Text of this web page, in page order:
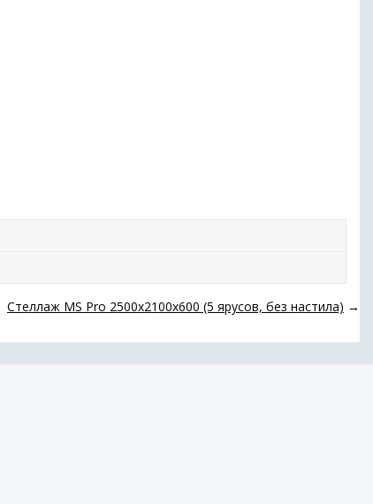
Стеллаж MS Pro 2500х2100х600 (5 ярусов, без настила) →